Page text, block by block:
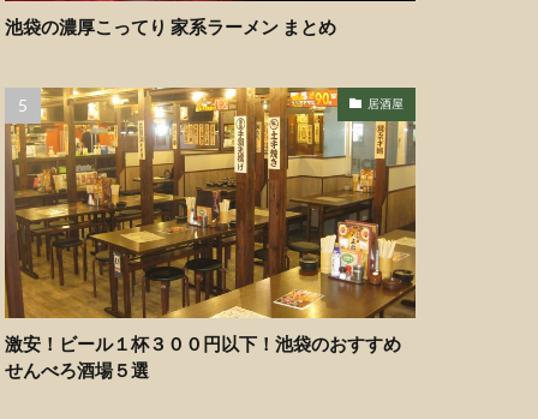
池袋の濃厚こってり 家系ラーメン まとめ
居酒屋
激安！ビール１杯３００円以下！池袋のおすすめ
せんべろ酒場５選